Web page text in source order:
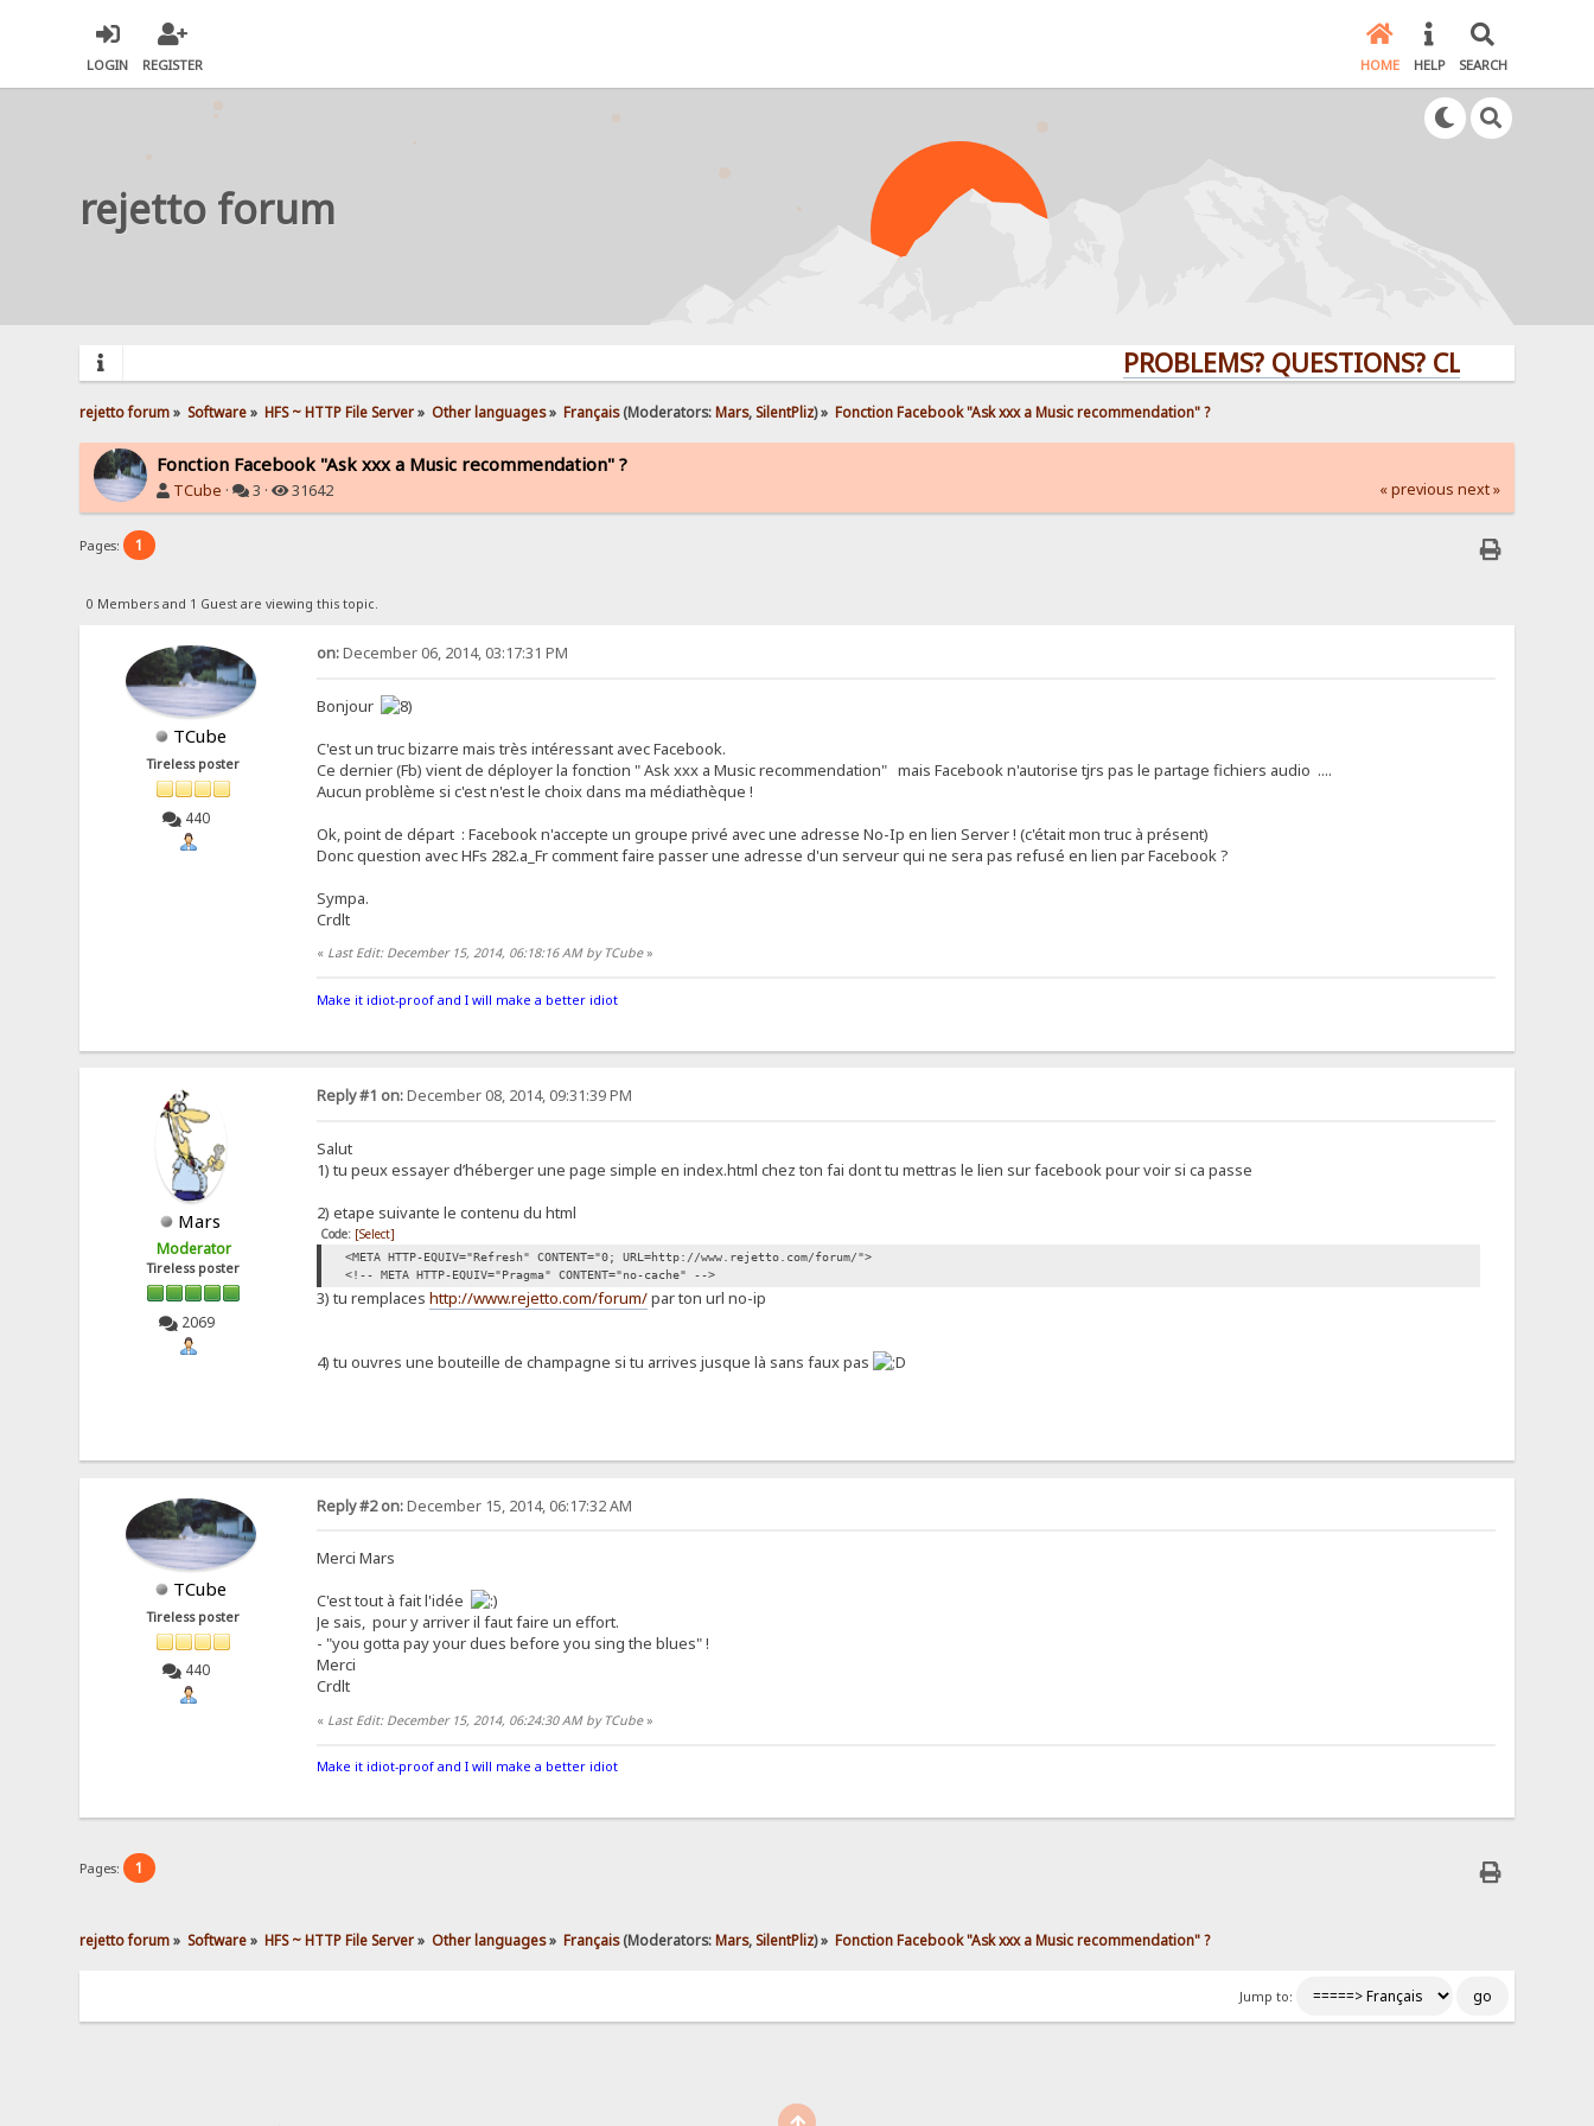
LOGIN REGISTER HOME HELP SEARCH
rejetto forum
PROBLEMS? QUESTIONS? CLICK HERE!
rejetto forum» Software» HFS ~ HTTP File Server» Other languages» Français(Moderators:Mars,SilentPliz) » Fonction Facebook "Ask xxx a Music recommendation" ?
Fonction Facebook "Ask xxx a Music recommendation" ?
TCube · 3 · 31642 « previous next »
Pages: 1
0 Members and 1 Guest are viewing this topic.
TCube
Tireless poster
440
on:December 06, 2014, 03:17:31 PM
Bonjour
C'est un truc bizarre mais très intéressant avec Facebook.
Ce dernier (Fb) vient de déployer la fonction " Ask xxx a Music recommendation" mais Facebook n'autorise tjrs pas le partage fichiers audio ....
Aucun problème si c'est n'est le choix dans ma médiathèque !
Ok, point de départ : Facebook n'accepte un groupe privé avec une adresse No-Ip en lien Server ! (c'était mon truc à présent)
Donc question avec HFs 282.a_Fr comment faire passer une adresse d'un serveur qui ne sera pas refusé en lien par Facebook ?
Sympa.
Crdlt
« Last Edit: December 15, 2014, 06:18:16 AM by TCube»
Make it idiot-proof and I will make a better idiot
Mars
Moderator
Tireless poster
2069
Reply #1 on:December 08, 2014, 09:31:39 PM
Salut
1) tu peux essayer d’héberger une page simple en index.html chez ton fai dont tu mettras le lien sur facebook pour voir si ca passe
2) etape suivante le contenu du html
Code: [Select]
<META HTTP-EQUIV="Refresh" CONTENT="0; URL=http://www.rejetto.com/forum/">
<!-- META HTTP-EQUIV="Pragma" CONTENT="no-cache" -->
3) tu remplaces http://www.rejetto.com/forum/par ton url no-ip
4) tu ouvres une bouteille de champagne si tu arrives jusque là sans faux pas
TCube
Tireless poster
440
Reply #2 on:December 15, 2014, 06:17:32 AM
Merci Mars
C'est tout à fait l'idée
Je sais, pour y arriver il faut faire un effort.
- "you gotta pay your dues before you sing the blues" !
Merci
Crdlt
« Last Edit: December 15, 2014, 06:24:30 AM by TCube»
Make it idiot-proof and I will make a better idiot
Pages: 1
rejetto forum» Software» HFS ~ HTTP File Server» Other languages» Français(Moderators:Mars,SilentPliz) » Fonction Facebook "Ask xxx a Music recommendation" ?
Jump to: